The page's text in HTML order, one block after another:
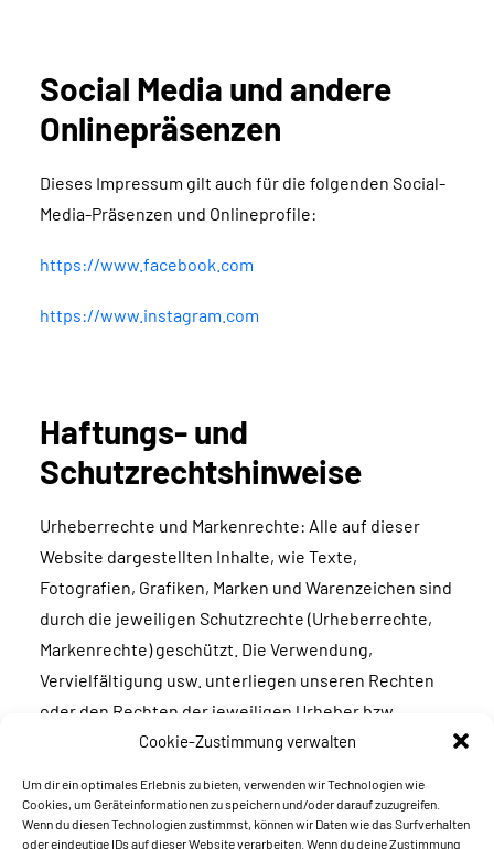
Cookie-Zustimmung verwalten
Um dir ein optimales Erlebnis zu bieten, verwenden wir Technologien wie
Cookies, um Geräteinformationen zu speichern und/oder darauf zuzugreifen.
Wenn du diesen Technologien zustimmst, können wir Daten wie das Surfverhalten
oder eindeutige IDs auf dieser Website verarbeiten. Wenn du deine Zustimmung
Social Media und andere
Onlinepräsenzen
Dieses Impressum gilt auch für die folgenden Social-
Media-Präsenzen und Onlineprofile:
https://www.facebook.com
https://www.instagram.com
Haftungs- und
Schutzrechtshinweise
Urheberrechte und Markenrechte: Alle auf dieser
Website dargestellten Inhalte, wie Texte,
Fotografien, Grafiken, Marken und Warenzeichen sind
durch die jeweiligen Schutzrechte (Urheberrechte,
Markenrechte) geschützt. Die Verwendung,
Vervielfältigung usw. unterliegen unseren Rechten
oder den Rechten der jeweiligen Urheber bzw.
Rechteinhaber.
Erstellt mit kostenlosem Datenschutz-Generator.de
von Dr. Thomas Schwenke